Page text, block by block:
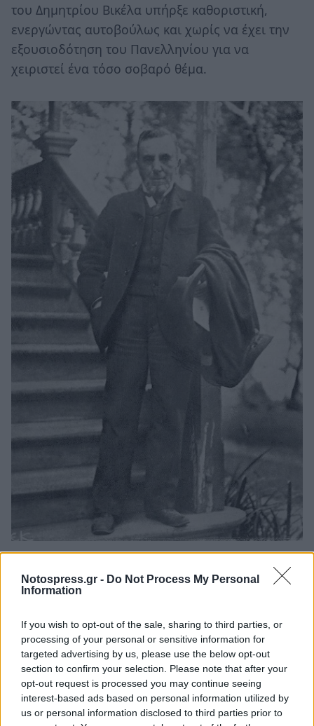
Notospress.gr - Do Not Process My Personal
Information
If you wish to opt-out of the sale, sharing to third parties, or
processing of your personal or sensitive information for
targeted advertising by us, please use the below opt-out
section to confirm your selection. Please note that after your
opt-out request is processed you may continue seeing
interest-based ads based on personal information utilized by
us or personal information disclosed to third parties prior to
του Δημητρίου Βικέλα υπήρξε καθοριστική,
ενεργώντας αυτοβούλως και χωρίς να έχει την
εξουσιοδότηση του Πανελληνίου για να
χειριστεί ένα τόσο σοβαρό θέμα.
Η αρχική σκέψη του Βαρώνου Ντε Κουμπερτέν
ήταν οι πρώτοι Ολυμπιακοί Αγώνες να γίνουν το
του Βικέλα ανέτρεψε την κατάσταση.«...Στην
Αθήνα, ασφαλώς δεν θα έχουμε τη δυνατότητα
να οργανώσουμε μεγαλοπρεπείς γιορτές, αλλά
τις πολλές ελλείψεις μας θα αναπληρώσει η
εγκαρδιότητα της υποδοχής μας. Δεν θα